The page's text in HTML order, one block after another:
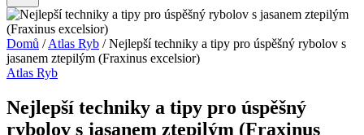
Domů / Atlas Ryb / Nejlepší techniky a tipy pro úspěšný rybolov s
jasanem ztepilým (Fraxinus excelsior)
Atlas Ryb
Nejlepší techniky a tipy pro úspěšný
rybolov s jasanem ztepilým (Fraxinus